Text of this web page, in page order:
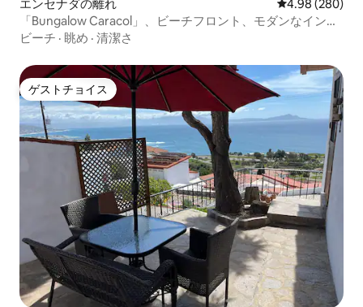
エンセナダの離れ レビュー280
4.98 (280)
「Bungalow Caracol」、ビーチフロント、モダンなインテ
リア
ビーチ · 眺め · 清潔さ
ゲストチョイス
ゲストチョイス